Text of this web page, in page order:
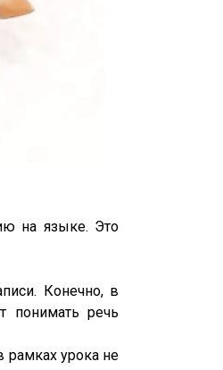
на языке. Это
Конечно, в
понимать речь
рамках урока не